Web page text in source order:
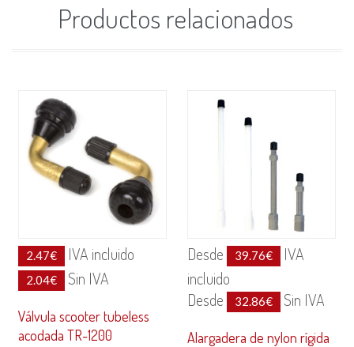
Productos relacionados
2.47€ IVA incluido
2.04€ Sin IVA
Válvula scooter tubeless
acodada TR-1200
Desde 39.76€
IVA
incluido
Desde
32.86€ Sin IVA
Alargadera de nylon rígida